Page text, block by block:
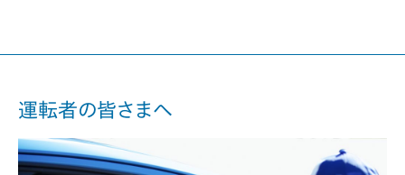
運転者の皆さまへ